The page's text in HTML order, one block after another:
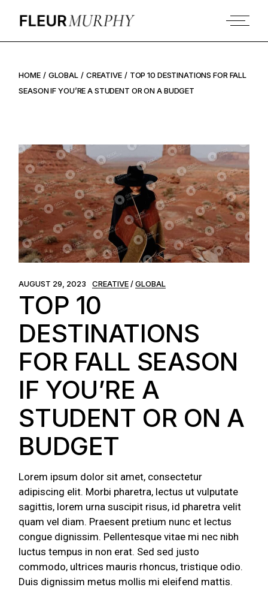
HOME GLOBAL CREATIVE
TOP 10 DESTINATIONS FOR FALL
SEASON IF YOU’RE A STUDENT OR ON A BUDGET
AUGUST 29, 2023 CREATIVE GLOBAL
TOP 10
DESTINATIONS
FOR FALL SEASON
IF YOU’RE A
STUDENT OR ON A
BUDGET
Lorem ipsum dolor sit amet, consectetur
adipiscing elit. Morbi pharetra, lectus ut vulputate
sagittis, lorem urna suscipit risus, id pharetra velit
quam vel diam. Praesent pretium nunc et lectus
congue dignissim. Pellentesque vitae mi nec nibh
luctus tempus in non erat. Sed sed justo
commodo, ultrices mauris rhoncus, tristique odio.
Duis dignissim metus mollis mi eleifend mattis.